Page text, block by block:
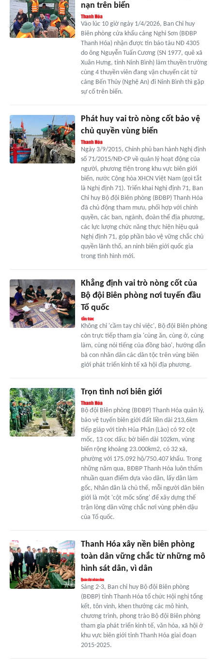
nạn trên biển
Vào lúc 10 giờ ngày 1/4/2026, Ban Chỉ huy
Biên phòng cửa khẩu cảng Nghi Sơn (BĐBP
Thanh Hóa) nhận được tin báo tàu NĐ 4305
do ông Nguyễn Tuấn Cương (SN 1977, quê xã
Xuân Hưng, tỉnh Ninh Bình) làm thuyền trưởng
cùng 4 thuyền viên đang vận chuyển cát từ
cảng Bến Thủy (Nghệ An) đi Ninh Bình thì gặp
sự cố trên biển.
Phát huy vai trò nòng cốt bảo vệ
chủ quyền vùng biển
Ngày 3/9/2015, Chính phủ ban hành Nghị định
số 71/2015/NĐ-CP về quản lý hoạt động của
người, phương tiện trong khu vực biên giới
biển, nước Cộng hòa XHCN Việt Nam (gọi tắt
là Nghị định 71). Triển khai Nghị định 71, Ban
Chỉ huy Bộ đội Biên phòng (BĐBP) Thanh Hóa
đã chủ động tham mưu, phối hợp với chính
quyền, các ban, ngành, đoàn thể địa phương,
các lực lượng chức năng thực hiện hiệu quả
Nghị định 71, góp phần bảo vệ vững chắc chủ
quyền lãnh thổ, an ninh biên giới quốc gia
trong tình hình mới.
Khẳng định vai trò nòng cốt của
Bộ đội Biên phòng nơi tuyến đầu
Tổ quốc
Không chỉ 'cầm tay chỉ việc', Bộ đội Biên phòng
còn trực tiếp tham gia 'cùng ăn, cùng ở, cùng
làm, cùng nói tiếng của đồng bào', hướng dẫn
bà con nhân dân các dân tộc trên vùng biên
giới phát triển kinh tế xã hội địa phương.
Trọn tình nơi biên giới
Bộ đội Biên phòng (BĐBP) Thanh Hóa quản lý,
bảo vệ tuyến biên giới đất liền dài 213,6km
tiếp giáp với tỉnh Hủa Phăn (Lào) có 92 cột
mốc, 13 cọc dấu; bờ biển dài 102km, vùng
biển rộng khoảng 23.000km2, có 32 xã,
phường với 175.092 hộ/750.407 khẩu. Trong
những năm qua, BĐBP Thanh Hóa luôn thấm
nhuần quan điểm dựa vào dân, lấy dân làm
gốc, Nhân dân là chủ thể, mỗi người dân biên
giới là một 'cột mốc sống' để xây dựng thế
trận lòng dân vững chắc nơi vùng phên dậu
của Tổ quốc.
Thanh Hóa xây nền biên phòng
toàn dân vững chắc từ những mô
hình sát dân, vì dân
Sáng 2-3, Ban chỉ huy Bộ đội Biên phòng
(BĐBP) tỉnh Thanh Hóa tổ chức Hội nghị tổng
kết, tôn vinh, khen thưởng các mô hình,
chương trình, phong trào Bộ đội Biên phòng
tham gia phát triển kinh tế, văn hóa, xã hội ở
khu vực biên giới tỉnh Thanh Hóa giai đoạn
2015-2025.